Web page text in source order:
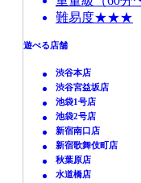
難易度★★★
遊べる店舗
渋谷本店
渋谷宮益坂店
池袋1号店
池袋2号店
新宿南口店
新宿歌舞伎町店
秋葉原店
水道橋店